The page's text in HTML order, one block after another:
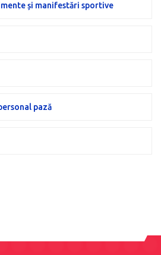
și manifestări sportive
pază